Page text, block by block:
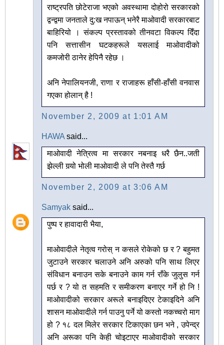
राष्ट्रपति छोटेराजा भएको अवस्थामा दोहोरो सरकारको
द्वन्द्वमा जनताले दु:ख नपाऊन् भनेरै माओवादी सरकारबाट
बाहिरियो । संकल्प प्रस्तावको तीनवटा विकल्प दिँदा
पनि सत्तासीन घटकहरूले यसलाई माओवादीको
कमजोरी ठानेर हेपिनै रहेछ ।
अनि नेपालियनजी, राणा र राजाहरू हाँसी-हाँसी वनवास
गएका होलान् है !
November 2, 2009 at 1:01 AM
HAWA said...
माओवादी नेत्रित्व मा सरकार नबनाइ धरै छैन..जती
झेल्ली गर्‍यो भोली माओवादी ले पनि तेस्तै गर्छ
November 2, 2009 at 3:06 AM
Samyak said...
पुष्प र हावादारी भैया,
माओवादीले नेतृत्व गरोस् न कसले रोकेको छ र ? बहुमत
जुटाउने सरकार चलाउने अनि अरुको पनि साथ लिएर
संविधान बनाउन सके बनाउने काम गर्न राँके जुलुस गर्न
पर्छ र ? यो त सहमति र समीकरण बनाएर गर्ने हो नि !
माओवादीको सरकार अरूले बनाइदिएर टेकाइदिने अनि
शासन माओवादीले गर्न पाउनु पर्ने यो कस्तो नकच्चरो माग
हो ? १८ दल मिलेर सरकार टिकाएका छन भने , उपेन्द्र
अनि अरूका पनि केही चोइटाएर माओवादीको सरकार